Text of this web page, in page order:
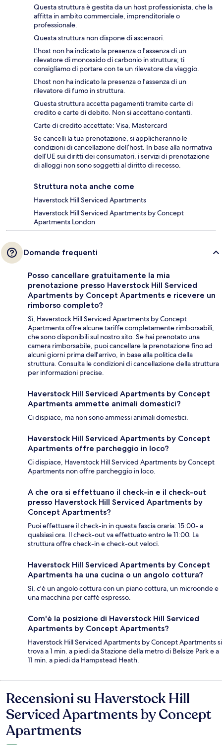
Questa struttura è gestita da un host professionista, che la
affitta in ambito commerciale, imprenditoriale o
professionale.
Questa struttura non dispone di ascensori.
L'host non ha indicato la presenza o l'assenza di un
rilevatore di monossido di carbonio in struttura; ti
consigliamo di portare con te un rilevatore da viaggio.
L'host non ha indicato la presenza o l'assenza di un
rilevatore di fumo in struttura.
Questa struttura accetta pagamenti tramite carte di
credito e carte di debito. Non si accettano contanti.
Carte di credito accettate: Visa, Mastercard
Se cancelli la tua prenotazione, si applicheranno le
condizioni di cancellazione dell’host. In base alla normativa
dell’UE sui diritti dei consumatori, i servizi di prenotazione
di alloggi non sono soggetti al diritto di recesso.
Struttura nota anche come
Haverstock Hill Serviced Apartments
Haverstock Hill Serviced Apartments by Concept
Apartments London
Domande frequenti
Posso cancellare gratuitamente la mia
prenotazione presso Haverstock Hill Serviced
Apartments by Concept Apartments e ricevere un
rimborso completo?
Sì, Haverstock Hill Serviced Apartments by Concept
Apartments offre alcune tariffe completamente rimborsabili,
che sono disponibili sul nostro sito. Se hai prenotato una
camera rimborsabile, puoi cancellare la prenotazione fino ad
alcuni giorni prima dell'arrivo, in base alla politica della
struttura. Consulta le condizioni di cancellazione della struttura
per informazioni precise.
Haverstock Hill Serviced Apartments by Concept
Apartments ammette animali domestici?
Ci dispiace, ma non sono ammessi animali domestici.
Haverstock Hill Serviced Apartments by Concept
Apartments offre parcheggio in loco?
Ci dispiace, Haverstock Hill Serviced Apartments by Concept
Apartments non offre parcheggio in loco.
A che ora si effettuano il check-in e il check-out
presso Haverstock Hill Serviced Apartments by
Concept Apartments?
Puoi effettuare il check-in in questa fascia oraria: 15:00- a
qualsiasi ora. Il check-out va effettuato entro le 11:00. La
struttura offre check-in e check-out veloci.
Haverstock Hill Serviced Apartments by Concept
Apartments ha una cucina o un angolo cottura?
Sì, c'è un angolo cottura con un piano cottura, un microonde e
una macchina per caffè espresso.
Com'è la posizione di Haverstock Hill Serviced
Apartments by Concept Apartments?
Haverstock Hill Serviced Apartments by Concept Apartments si
trova a 1 min. a piedi da Stazione della metro di Belsize Park e a
11 min. a piedi da Hampstead Heath.
Recensioni
Recensioni su Haverstock Hill
Serviced Apartments by Concept
Apartments